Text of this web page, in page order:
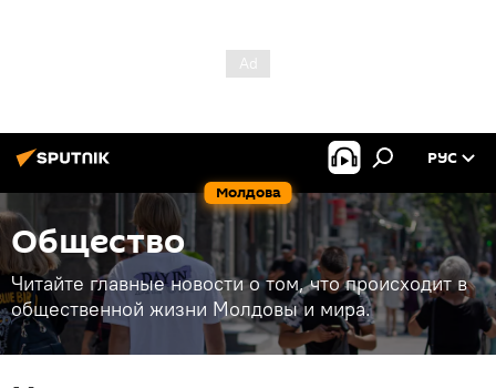
Молдова
РУС
Общество
Читайте главные новости о том, что происходит в
общественной жизни Молдовы и мира.